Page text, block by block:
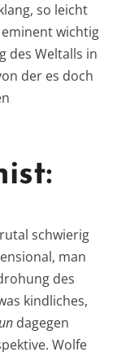
so leicht
wichtig
des Weltalls in
der es doch
schwierig
man
des
kindliches,
dagegen
Wolfe